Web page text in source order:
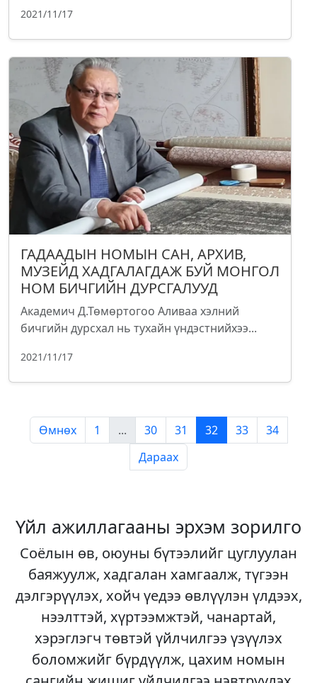
2021/11/17
ГАДААДЫН НОМЫН САН, АРХИВ,
МУЗЕЙД ХАДГАЛАГДАЖ БУЙ МОНГОЛ
НОМ БИЧГИЙН ДУРСГАЛУУД
Академич Д.Төмөртогоо Аливаа хэлний
бичгийн дурсхал нь тухайн үндэстнийхээ...
2021/11/17
Өмнөх 1 ... 30 31 32 33
34
Дараах
Үйл ажиллагааны эрхэм зорилго
Соёлын өв, оюуны бүтээлийг цуглуулан
баяжуулж, хадгалан хамгаалж, түгээн
дэлгэрүүлэх, хойч үедээ өвлүүлэн үлдээх,
нээлттэй, хүртээмжтэй, чанартай,
хэрэглэгч төвтэй үйлчилгээ үзүүлэх
боломжийг бүрдүүлж, цахим номын